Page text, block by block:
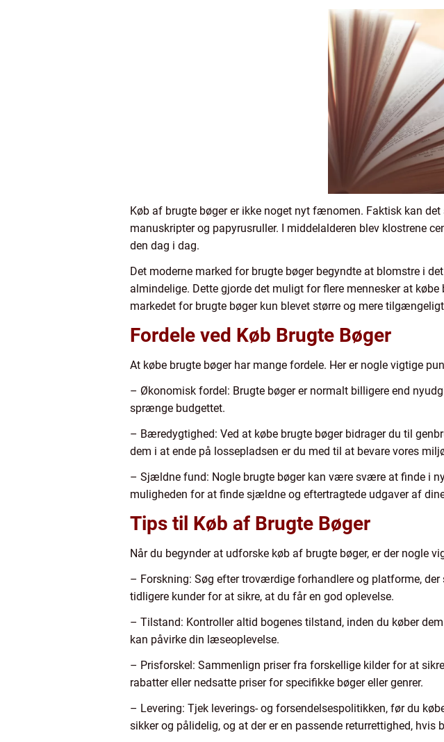
Køb af brugte bøger er ikke noget nyt fænomen. Faktisk kan
manuskripter og papyrusruller. I middelalderen blev klostrene
den dag i dag.
Det moderne marked for brugte bøger begyndte at blomstre i
almindelige. Dette gjorde det muligt for flere mennesker at
markedet for brugte bøger kun blevet større og mere
Fordele ved Køb Brugte Bøger
At købe brugte bøger har mange fordele. Her er nogle vigtige
– Økonomisk fordel: Brugte bøger er normalt billigere end
sprænge budgettet.
– Bæredygtighed: Ved at købe brugte bøger bidrager du til
dem i at ende på lossepladsen er du med til at bevare vores
– Sjældne fund: Nogle brugte bøger kan være svære at finde i
muligheden for at finde sjældne og eftertragtede udgaver af
Tips til Køb af Brugte Bøger
Når du begynder at udforske køb af brugte bøger, er der nogle
– Forskning: Søg efter troværdige forhandlere og platforme,
tidligere kunder for at sikre, at du får en god oplevelse.
– Tilstand: Kontroller altid bogenes tilstand, inden du køber
kan påvirke din læseoplevelse.
– Prisforskel: Sammenlign priser fra forskellige kilder for at
rabatter eller nedsatte priser for specifikke bøger eller genrer.
– Levering: Tjek leverings- og forsendelsespolitikken, før du
sikker og pålidelig, og at der er en passende returrettighed, hvis